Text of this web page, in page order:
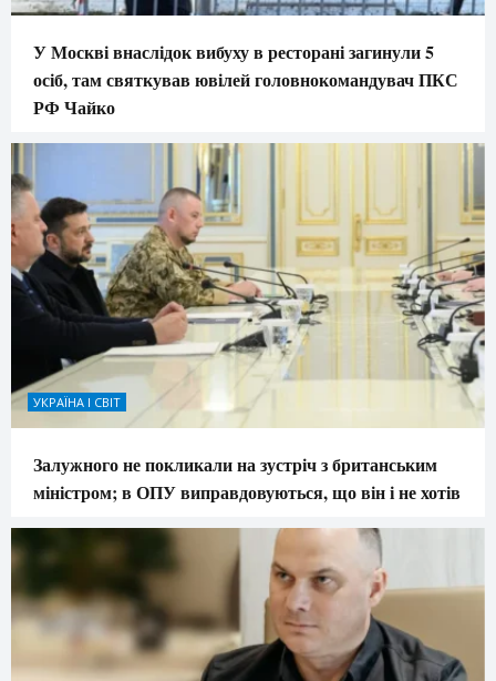
У Москві внаслідок вибуху в ресторані загинули 5
осіб, там святкував ювілей головнокомандувач ПКС
РФ Чайко
УКРАЇНА І СВІТ
Залужного не покликали на зустріч з британським
міністром; в ОПУ виправдовуються, що він і не хотів